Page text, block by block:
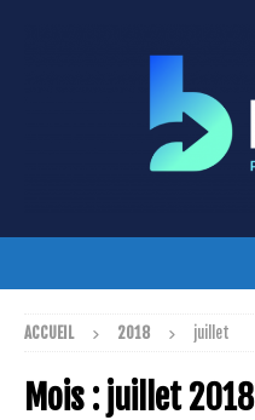
ACCUEIL 2018 juillet
Mois :juillet 2018